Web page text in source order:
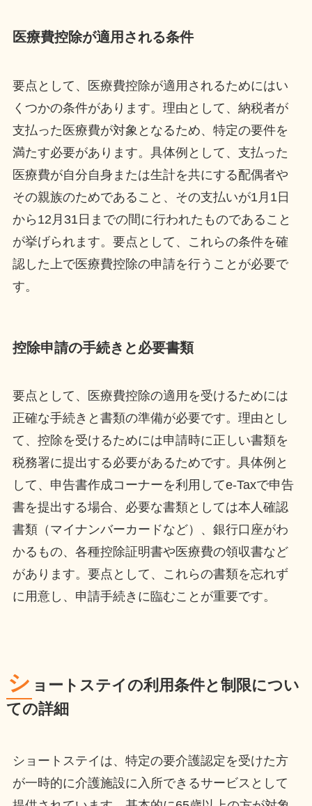
医療費控除が適用される条件
要点として、医療費控除が適用されるためにはい
くつかの条件があります。理由として、納税者が
支払った医療費が対象となるため、特定の要件を
満たす必要があります。具体例として、支払った
医療費が自分自身または生計を共にする配偶者や
その親族のためであること、その支払いが1月1日
から12月31日までの間に行われたものであること
が挙げられます。要点として、これらの条件を確
認した上で医療費控除の申請を行うことが必要で
す。
控除申請の手続きと必要書類
要点として、医療費控除の適用を受けるためには
正確な手続きと書類の準備が必要です。理由とし
て、控除を受けるためには申請時に正しい書類を
税務署に提出する必要があるためです。具体例と
して、申告書作成コーナーを利用してe-Taxで申告
書を提出する場合、必要な書類としては本人確認
書類（マイナンバーカードなど）、銀行口座がわ
かるもの、各種控除証明書や医療費の領収書など
があります。要点として、これらの書類を忘れず
に用意し、申請手続きに臨むことが重要です。
シ ョートステイの利用条件と制限につい
ての詳細
ショートステイは、特定の要介護認定を受けた方
が一時的に介護施設に入所できるサービスとして